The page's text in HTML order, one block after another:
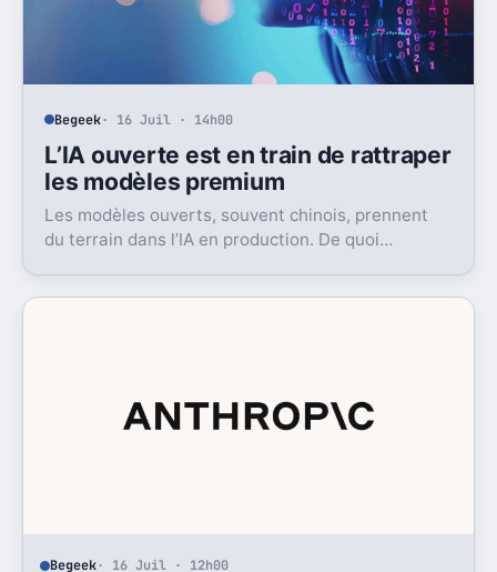
Begeek· 16 Juil · 14h00
L’IA ouverte est en train de rattraper
les modèles premium
Les modèles ouverts, souvent chinois, prennent
du terrain dans l’IA en production. De quoi
Begeek· 16 Juil · 12h00